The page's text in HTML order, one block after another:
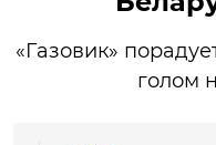
«Газовик»
голом